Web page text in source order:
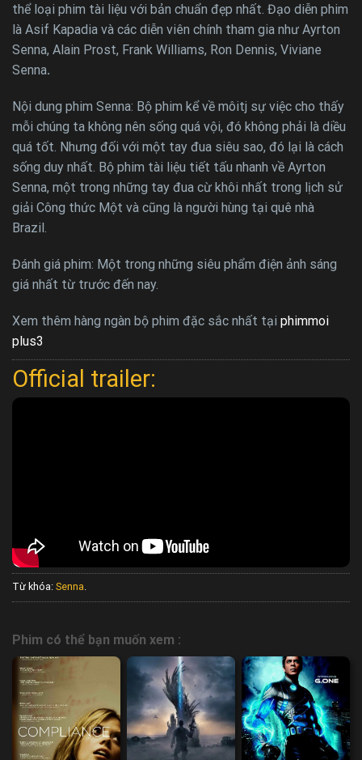
thể loại phim tài liệu với bản chuẩn đẹp nhất. Đạo diễn phim
là Asif Kapadia và các diễn viên chính tham gia như Ayrton
Senna, Alain Prost, Frank Williams, Ron Dennis, Viviane
Senna.
Nội dung phim Senna: Bộ phim kể về môitj sự việc cho thấy
mỗi chúng ta không nên sống quá vội, đó không phải là diều
quá tốt. Nhưng đối với một tay đua siêu sao, đó lại là cách
sống duy nhất. Bộ phim tài liệu tiết tấu nhanh về Ayrton
Senna, một trong những tay đua cừ khôi nhất trong lịch sử
giải Công thức Một và cũng là người hùng tại quê nhà
Brazil.
Đánh giá phim: Một trong những siêu phẩm điện ảnh sáng
giá nhất từ trước đến nay.
Xem thêm hàng ngàn bộ phim đặc sắc nhất tại phimmoi
plus3
Official trailer:
Từ khóa: Senna.
Phim có thể bạn muốn xem :